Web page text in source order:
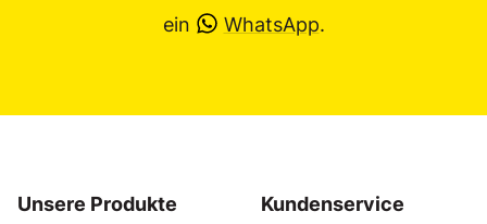
ein
WhatsApp.
Unsere Produkte Kundenservice